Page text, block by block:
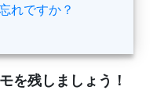
れですか？
を残しましょう！